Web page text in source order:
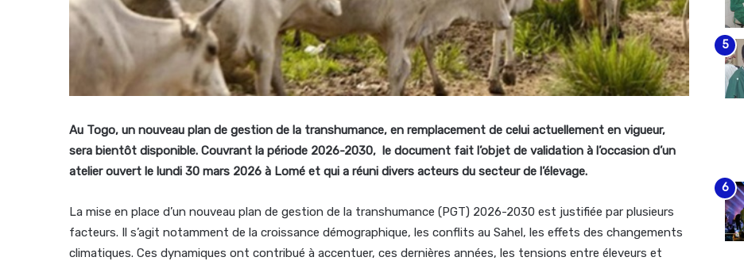
Au Togo, un nouveau plan de gestion de la transhumance, en remplacement de celui actuellement en vigueur,
sera bientôt disponible. Couvrant la période 2026-2030, le document fait l’objet de validation à l’occasion d’un
atelier ouvert le lundi 30 mars 2026 à Lomé et qui a réuni divers acteurs du secteur de l’élevage.
La mise en place d’un nouveau plan de gestion de la transhumance (PGT) 2026-2030 est justifiée par plusieurs
facteurs. Il s’agit notamment de la croissance démographique, les conflits au Sahel, les effets des changements
climatiques. Ces dynamiques ont contribué à accentuer, ces dernières années, les tensions entre éleveurs et